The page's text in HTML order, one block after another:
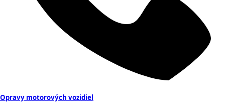
Opravy motorových vozidiel